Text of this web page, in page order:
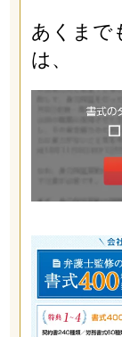
あくまで
は、